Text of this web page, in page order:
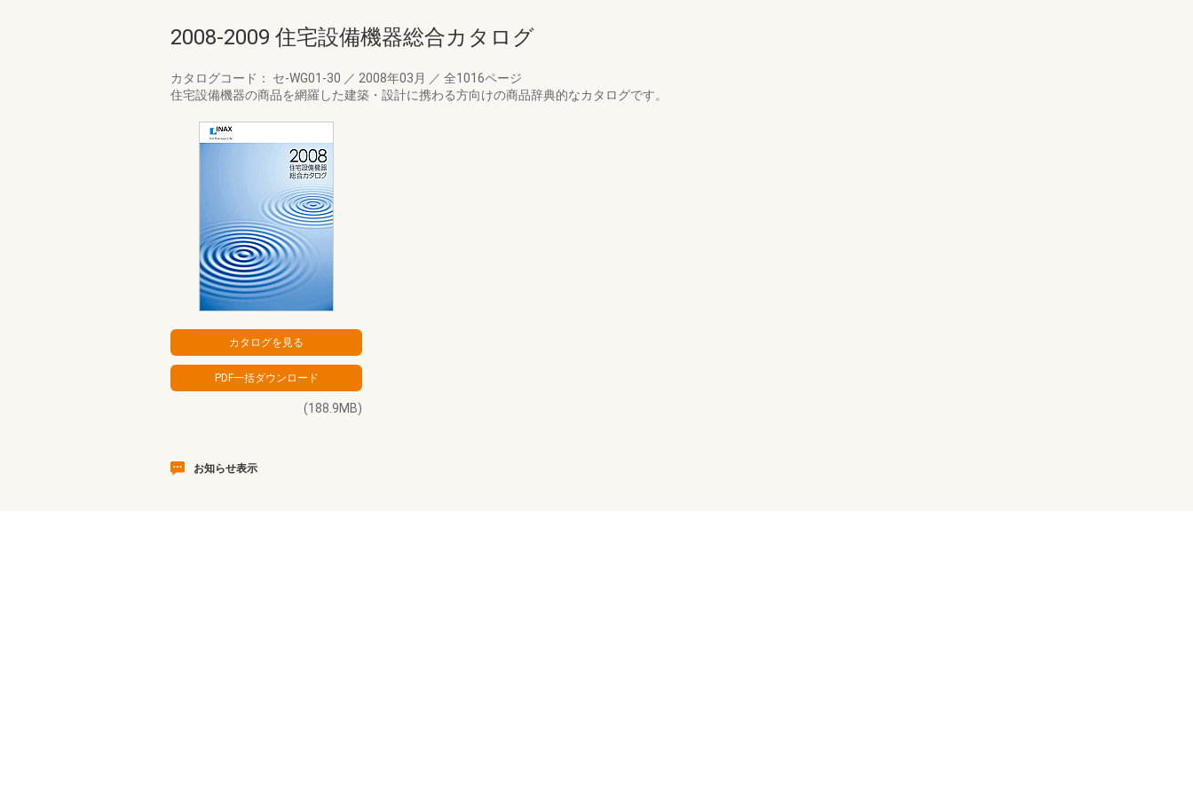
2008-2009 住宅設備機器総合カタログ
カタログコード： セ-WG01-30 ／ 2008年03月 ／ 全1016ページ
住宅設備機器の商品を網羅した建築・設計に携わる方向けの商品辞典的なカタログです。
(188.9MB)
お知らせ表示